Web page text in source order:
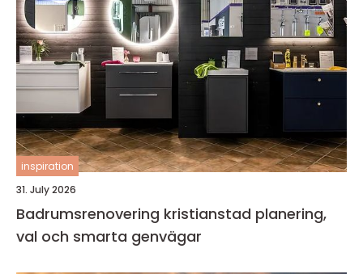
inspiration
31. July 2026
Badrumsrenovering kristianstad planering,
val och smarta genvägar